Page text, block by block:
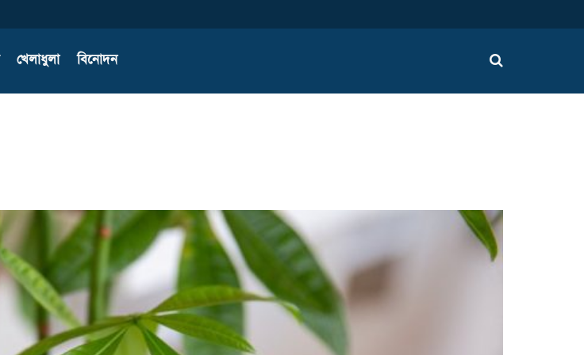
খেলাধুলা বিনোদন